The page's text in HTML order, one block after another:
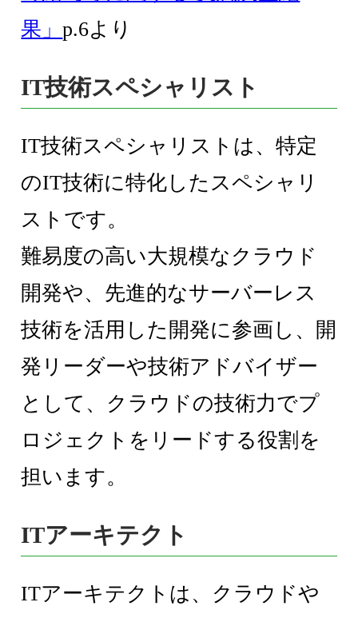
果」p.6より
IT技術スペシャリスト
IT技術スペシャリストは、特定
のIT技術に特化したスペシャリ
ストです。
難易度の高い大規模なクラウド
開発や、先進的なサーバーレス
技術を活用した開発に参画し、開
発リーダーや技術アドバイザー
として、クラウドの技術力でプ
ロジェクトをリードする役割を
担います。
ITアーキテクト
ITアーキテクトは、クラウドや